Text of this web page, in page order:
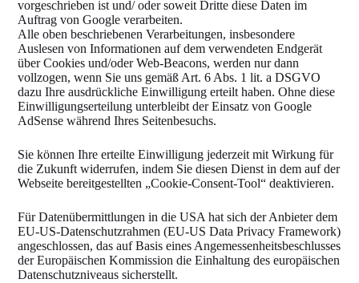
vorgeschrieben ist und/ oder soweit Dritte diese Daten im
Auftrag von Google verarbeiten.
Alle oben beschriebenen Verarbeitungen, insbesondere
Auslesen von Informationen auf dem verwendeten Endgerät
über Cookies und/oder Web-Beacons, werden nur dann
vollzogen, wenn Sie uns gemäß Art. 6 Abs. 1 lit. a DSGVO
dazu Ihre ausdrückliche Einwilligung erteilt haben. Ohne diese
Einwilligungserteilung unterbleibt der Einsatz von Google
AdSense während Ihres Seitenbesuchs.
Sie können Ihre erteilte Einwilligung jederzeit mit Wirkung für
die Zukunft widerrufen, indem Sie diesen Dienst in dem auf der
Webseite bereitgestellten „Cookie-Consent-Tool“ deaktivieren.
Für Datenübermittlungen in die USA hat sich der Anbieter dem
EU-US-Datenschutzrahmen (EU-US Data Privacy Framework)
angeschlossen, das auf Basis eines Angemessenheitsbeschlusses
der Europäischen Kommission die Einhaltung des europäischen
Datenschutzniveaus sicherstellt.